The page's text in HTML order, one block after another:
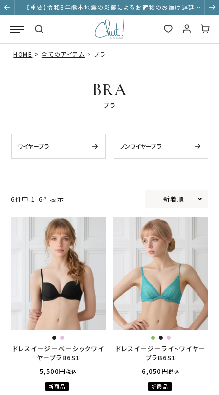
【重要】令和8年熊本地震の影響によるお荷物のお届け遅延に
ついて
HOME 全てのアイテム ブラ
BRA
ブラ
ワイヤーブラ ノンワイヤーブラ
新着順
6件中 1 -6件表示
ドレスイージーベーシックワイ
ヤーブラB6S1
5,500
税込
新商品
ドレスイージーライトワイヤー
ブラB6S1
6,050
税込
新商品